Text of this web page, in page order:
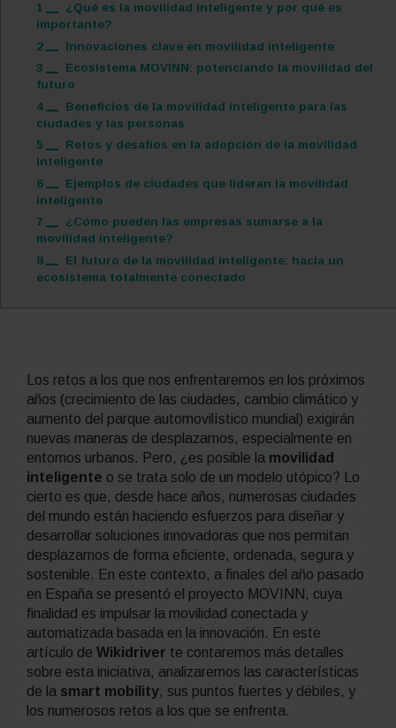
1
¿Qué es la movilidad inteligente y por qué es
importante?
2
Innovaciones clave en movilidad inteligente
3
Ecosistema MOVINN: potenciando la movilidad del
futuro
4
Beneficios de la movilidad inteligente para las
ciudades y las personas
5
Retos y desafíos en la adopción de la movilidad
inteligente
6
Ejemplos de ciudades que lideran la movilidad
inteligente
7
¿Cómo pueden las empresas sumarse a la
movilidad inteligente?
8
El futuro de la movilidad inteligente: hacia un
ecosistema totalmente conectado
Los retos a los que nos enfrentaremos en los próximos
años (crecimiento de las ciudades, cambio climático y
aumento del parque automovilístico mundial) exigirán
nuevas maneras de desplazarnos, especialmente en
entornos urbanos. Pero, ¿es posible la movilidad
inteligente o se trata solo de un modelo utópico? Lo
cierto es que, desde hace años, numerosas ciudades
del mundo están haciendo esfuerzos para diseñar y
desarrollar soluciones innovadoras que nos permitan
desplazarnos de forma eficiente, ordenada, segura y
sostenible. En este contexto, a finales del año pasado
en España se presentó el proyecto MOVINN, cuya
finalidad es impulsar la movilidad conectada y
automatizada basada en la innovación. En este
artículo de Wikidriver te contaremos más detalles
sobre esta iniciativa, analizaremos las características
de la smart mobility, sus puntos fuertes y débiles, y
los numerosos retos a los que se enfrenta.